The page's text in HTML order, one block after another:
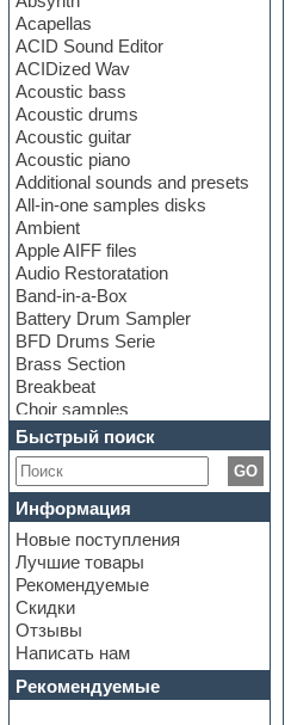
Acapellas
ACID Sound Editor
ACIDized Wav
Acoustic bass
Acoustic drums
Acoustic guitar
Acoustic piano
Additional sounds and presets
All-in-one samples disks
Ambient
Apple AIFF files
Audio Restoratation
Band-in-a-Box
Battery Drum Sampler
BFD Drums Serie
Brass Section
Breakbeat
Choir samples
Chris Hein Samples
Cinematic samples
Club bass
Club leads
Club sounds
Construction kits
Convolution
Cubase
Dance drums
Dance music production
tutorials
DAW
Disco samples
Быстрый поиск
GO
Информация
Новые поступления
Лучшие товары
Рекомендуемые
Скидки
Отзывы
Написать нам
Рекомендуемые